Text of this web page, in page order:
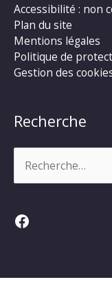
Accessibilité : non
Plan du site
Mentions légales
Politique de
Gestion des
Recherche
Facebook